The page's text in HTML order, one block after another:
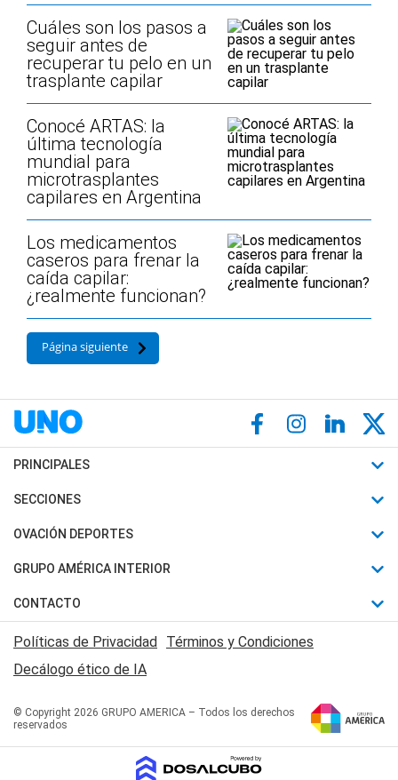
Cuáles son los pasos a
seguir antes de
recuperar tu pelo en un
trasplante capilar
Conocé ARTAS: la
última tecnología
mundial para
microtrasplantes
capilares en Argentina
Los medicamentos
caseros para frenar la
caída capilar:
¿realmente funcionan?
Página siguiente
PRINCIPALES
Últimas Noticias
Política
Judiciales
Economia
SECCIONES
Horóscopo
Motores
Trucos caseros
Series y Películas
Edictos y Solicitadas
OVACIÓN DEPORTES
Fútbol
Mundial
Automovilismo
Rugby
Básquet
GRUPO AMÉRICA INTERIOR
Canal 7 en Vivo
San Juan 8
CONTACTO
Acerca de Nosotros
Contactanos
Políticas de Privacidad Términos y Condiciones
Decálogo ético de IA
© Copyright 2026 GRUPO AMERICA – Todos los derechos
reservados